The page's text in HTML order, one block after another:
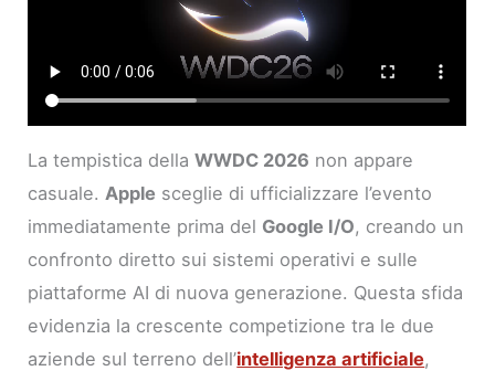
La tempistica dellaWWDC 2026 non appare
casuale. Apple sceglie di ufficializzare l’evento
immediatamente prima del Google I/O, creando un
confronto diretto sui sistemi operativi e sulle
piattaforme AI di nuova generazione. Questa sfida
evidenzia la crescente competizione tra le due
aziende sul terreno dell’intelligenza artificiale,